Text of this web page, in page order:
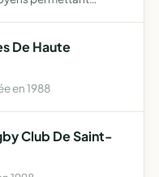
De Haute
en 1988
Club De Saint-